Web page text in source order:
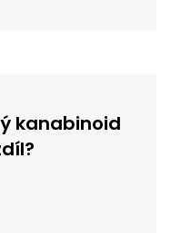
kanabinoid